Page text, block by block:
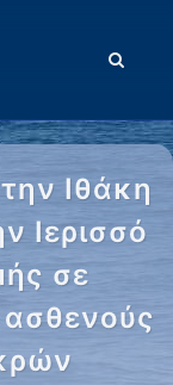
Ιθάκη
Ιερισσό
σε